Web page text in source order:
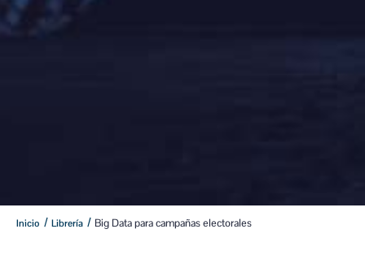
Inicio / Librería / Big Data para campañas electorales